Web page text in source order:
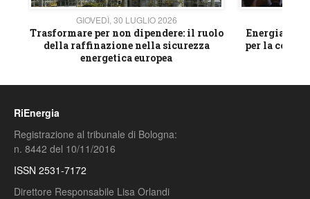
GIOVEDÌ, 30 LUGLIO 2026
Trasformare per non dipendere: il ruolo
della raffinazione nella sicurezza
energetica europea
Energia e
per la
RiEnergia
Registrazione al tribunale di Bologna:
n. 8442 del 10/11/2016
ISSN 2531-7172
Direttore Responsabile Lisa Orlandi